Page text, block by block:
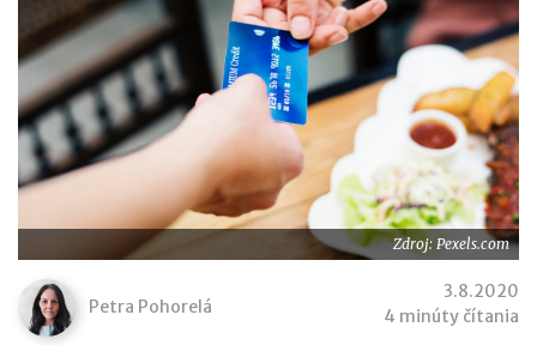
Zdroj: Pexels.com
Petra Pohorelá
3.8.2020
4 minúty čítania